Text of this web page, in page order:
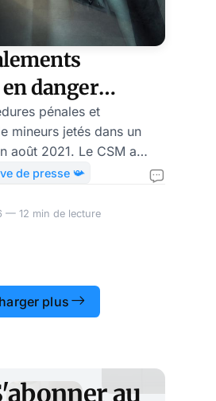
danger
un sac-
CSM
pénales et
mineurs jetés dans un
août 2021. Le CSM a
2026 : un an d'exclusion.
de presse 📯
— 12 min de lecture
plus
au